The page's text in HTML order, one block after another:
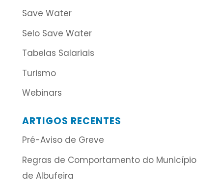
Save Water
Selo Save Water
Tabelas Salariais
Turismo
Webinars
ARTIGOS RECENTES
Pré-Aviso de Greve
Regras de Comportamento do Município
de Albufeira